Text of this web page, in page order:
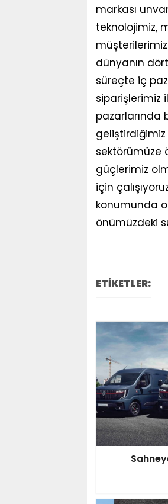
markası
teknolojimiz,
dünyanın
süreçte iç
siparişlerimiz
pazarlarında
sektörümüze
güçlerimiz
için
konumunda
önümüzdeki
ETİKETLER: